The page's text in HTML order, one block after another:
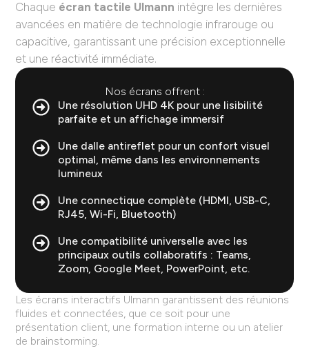
Chaque écran tactile Ulmann intègre les dernières
avancées en matière de technologie infrarouge ou
capacitive, garantissant une précision exceptionnelle
et une réactivité immédiate.
Nos écrans offrent :
Une résolution UHD 4K pour une lisibilité
parfaite et un affichage immersif
Une dalle antireflet pour un confort visuel
optimal, même dans les environnements
lumineux
Une connectique complète (HDMI, USB-C,
RJ45, Wi-Fi, Bluetooth)
Une compatibilité universelle avec les
principaux outils collaboratifs : Teams,
Zoom, Google Meet, PowerPoint, etc.
Les écrans interactifs Ulmann garantissent des réunions
fluides et connectées, que ce soit pour une
présentation client, une formation interne ou un atelier
de brainstorming.